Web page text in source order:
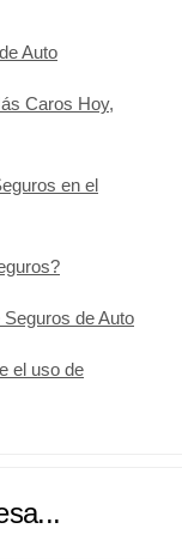
Auto
Caros Hoy,
en el
de Auto
el uso de